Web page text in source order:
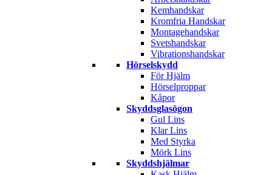
Kemhandskar
Kromfria Handskar
Montagehandskar
Svetshandskar
Vibrationshandskar
Hörselskydd
För Hjälm
Hörselproppar
Kåpor
Skyddsglasögon
Gul Lins
Klar Lins
Med Styrka
Mörk Lins
Skyddshjälmar